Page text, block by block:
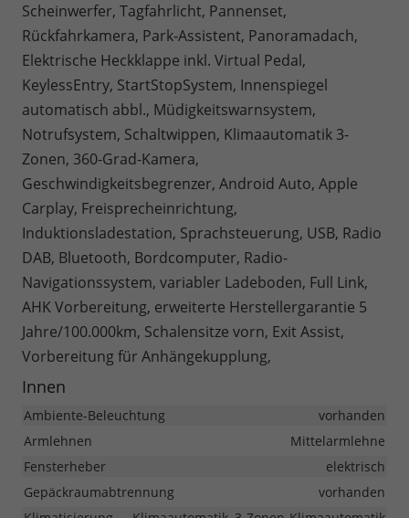
Scheinwerfer, Tagfahrlicht, Pannenset,
Rückfahrkamera, Park-Assistent, Panoramadach,
Elektrische Heckklappe inkl. Virtual Pedal,
KeylessEntry, StartStopSystem, Innenspiegel
automatisch abbl., Müdigkeitswarnsystem,
Notrufsystem, Schaltwippen, Klimaautomatik 3-
Zonen, 360-Grad-Kamera,
Geschwindigkeitsbegrenzer, Android Auto, Apple
Carplay, Freisprecheinrichtung,
Induktionsladestation, Sprachsteuerung, USB, Radio
DAB, Bluetooth, Bordcomputer, Radio-
Navigationssystem, variabler Ladeboden, Full Link,
AHK Vorbereitung, erweiterte Herstellergarantie 5
Jahre/100.000km, Schalensitze vorn, Exit Assist,
Vorbereitung für Anhängekupplung,
Innen
Ambiente-Beleuchtung
vorhanden
Armlehnen
Mittelarmlehne
Fensterheber
elektrisch
Gepäckraumabtrennung
vorhanden